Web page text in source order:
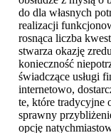
do dla własnych
realizacji
rosnąca liczba
stwarza okazję
konieczność
świadczące usługi
internetowo,
te, które tradycyjne
sprawny
opcję